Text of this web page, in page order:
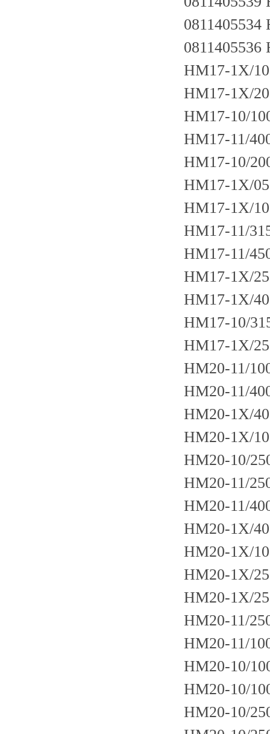
HM17-1X/
HM17-1X/
HM17-10/
HM17-11/
HM17-10/
HM17-1X/
HM17-1X/
HM17-11/
HM17-11/
HM17-1X/
HM17-1X/
HM17-10/
HM17-1X/
HM20-11/
HM20-11/
HM20-1X/
HM20-1X/
HM20-10/
HM20-11/
HM20-11/
HM20-1X/
HM20-1X/
HM20-1X/
HM20-1X/
HM20-11/
HM20-11/
HM20-10/
HM20-10/
HM20-10/